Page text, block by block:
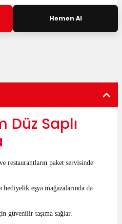
Hemen Al
Düz Saplı
restaurantların paket servisinde
hediyelik eşya mağazalarında da
güvenilir taşıma sağlar.